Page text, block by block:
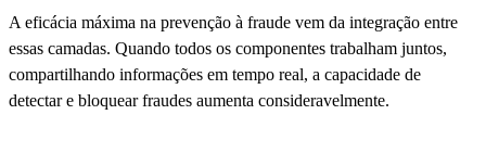
A eficácia máxima na prevenção à fraude vem da integração entre
essas camadas. Quando todos os componentes trabalham juntos,
compartilhando informações em tempo real, a capacidade de
detectar e bloquear fraudes aumenta consideravelmente.